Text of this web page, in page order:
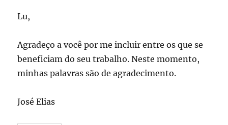
Lu,
Agradeço a você por me incluir entre os que se
beneficiam do seu trabalho. Neste momento,
minhas palavras são de agradecimento.
José Elias